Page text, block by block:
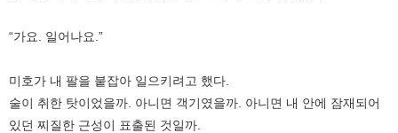
“가요. 일어나요.”
미호가 내 팔을 붙잡아 일으키려고 했다.
술이 취한 탓이었을까. 아니면 객기였을까. 아니면 내 안에 잠재되어
있던 찌질한 근성이 표출된 것일까.